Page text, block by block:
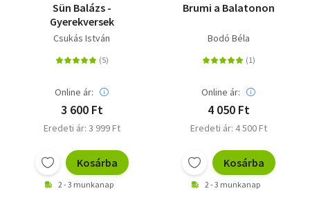
Sün Balázs -
Gyerekversek
Csukás István
Online ár:
3 600 Ft
Eredeti ár: 3 999 Ft
Kosárba
2 - 3 munkanap
Brumi a Balatonon
Bodó Béla
Online ár:
4 050 Ft
Eredeti ár: 4 500 Ft
Kosárba
2 - 3 munkanap